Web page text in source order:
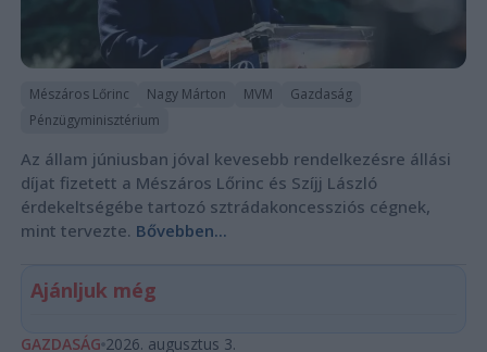
Mészáros Lőrinc Nagy Márton MVM
Gazdaság
Pénzügyminisztérium
Az állam júniusban jóval kevesebb rendelkezésre állási
díjat fizetett a Mészáros Lőrinc és Szíjj László
érdekeltségébe tartozó sztrádakoncessziós cégnek,
mint tervezte. Bővebben...
Ajánljuk még
GAZDASÁG 2026. augusztus 3.